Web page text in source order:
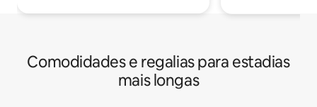
Comodidades e regalias para estadias
mais longas